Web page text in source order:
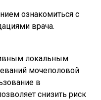
ознакомиться с
врача.
локальным
мочеполовой
в
снизить риск